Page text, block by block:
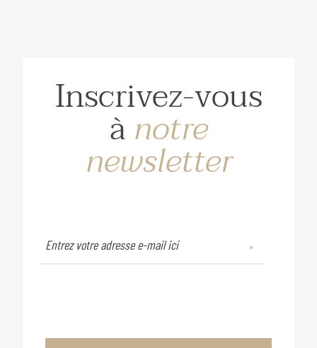
Inscrivez-vous
ànotre
newsletter